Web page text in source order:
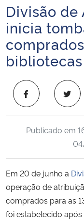
Ministério da Infraestrutura
Ministério da Agricultura,
Ministério da Educação
Ministério da Cidadania
Ministério da Saúde
Ministério de Minas e Energia
Ministério da Ciência,
Ministério do Meio Ambiente
Ministério do Turismo
Início do conteúdo
Divisão de
inicia
bibliotecas
Publicado em
Em 20 de junho a
operação de
comprados para as
foi estabelecido